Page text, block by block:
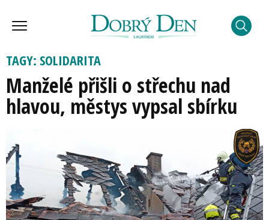
TAGY: SOLIDARITA
Manželé přišli o střechu nad
hlavou, městys vypsal sbírku